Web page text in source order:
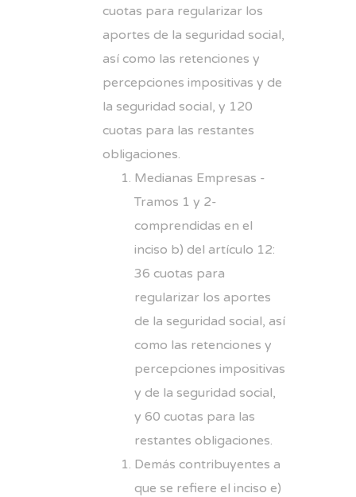
cuotas para regularizar los
aportes de la seguridad social,
así como las retenciones y
percepciones impositivas y de
la seguridad social, y 120
cuotas para las restantes
obligaciones.
Medianas Empresas -
Tramos 1 y 2-
comprendidas en el
inciso b) del artículo 12:
36 cuotas para
regularizar los aportes
de la seguridad social, así
como las retenciones y
percepciones impositivas
y de la seguridad social,
y 60 cuotas para las
restantes obligaciones.
Demás contribuyentes a
que se refiere el inciso e)